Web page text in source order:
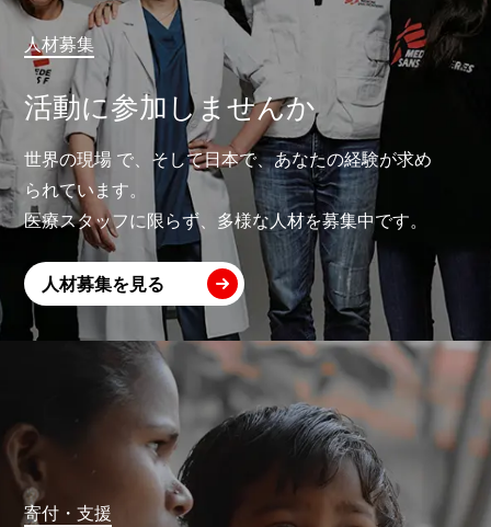
人材募集
活動に参加しませんか
世界の現場 で、そして日本で、あなたの経験が求め
られています。
医療スタッフに限らず、多様な人材を募集中です。
人材募集を見る
寄付・支援